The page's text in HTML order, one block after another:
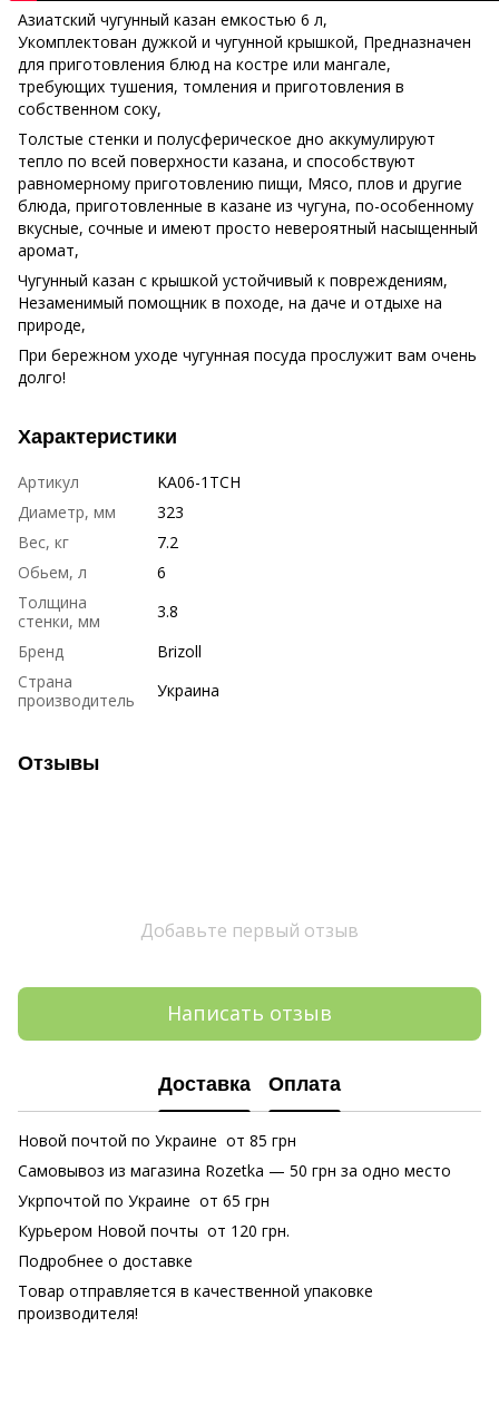
Азиатский чугунный казан емкостью 6 л,
Укомплектован дужкой и чугунной крышкой, Предназначен
для приготовления блюд на костре или мангале,
требующих тушения, томления и приготовления в
собственном соку,
Толстые стенки и полусферическое дно аккумулируют
тепло по всей поверхности казана, и способствуют
равномерному приготовлению пищи, Мясо, плов и другие
блюда, приготовленные в казане из чугуна, по-особенному
вкусные, сочные и имеют просто невероятный насыщенный
аромат,
Чугунный казан с крышкой устойчивый к повреждениям,
Незаменимый помощник в походе, на даче и отдыхе на
природе,
При бережном уходе чугунная посуда прослужит вам очень
долго!
Характеристики
Артикул
KA06-1TCH
Диаметр, мм
323
Вес, кг
7.2
Обьем, л
6
Толщина
стенки, мм
3.8
Бренд
Brizoll
Страна
производитель
Украина
Отзывы
Добавьте первый отзыв
Написать отзыв
Доставка Оплата
Новой почтой по Украине от 85 грн
Самовывоз из магазина Rozetka — 50 грн за одно место
Укрпочтой по Украине от 65 грн
Курьером Новой почты от 120 грн.
Подробнее о доставке
Товар отправляется в качественной упаковке
производителя!